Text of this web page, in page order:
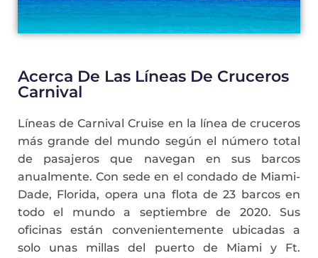
Acerca De Las Líneas De Cruceros
Carnival
Líneas de Carnival Cruise en la línea de cruceros
más grande del mundo según el número total
de pasajeros que navegan en sus barcos
anualmente. Con sede en el condado de Miami-
Dade, Florida, opera una flota de 23 barcos en
todo el mundo a septiembre de 2020. Sus
oficinas están convenientemente ubicadas a
solo unas millas del puerto de Miami y Ft.